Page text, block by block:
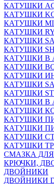
КАТУШКИ
КАТУШКИ
КАТУШКИ
КАТУШКИ
КАТУШКИ
КАТУШКИ
КАТУШКИ В
КАТУШКИ
КАТУШКИ
КАТУШКИ
КАТУШКИ
КАТУШКИ В
КАТУШКИ
КАТУШКИ
КАТУШКИ
КАТУШКИ
КАТУШКИ
СМАЗКА
КРЮЧКИ,
ДВОЙНИКИ
ДВОЙНИКИ